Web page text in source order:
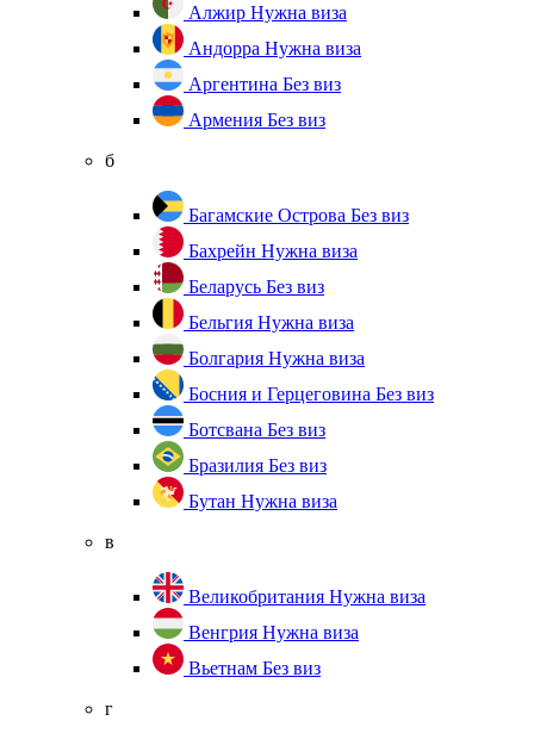
Алжир Нужна виза
Андорра Нужна виза
Аргентина Без виз
Армения Без виз
б
Багамские Острова Без виз
Бахрейн Нужна виза
Беларусь Без виз
Бельгия Нужна виза
Болгария Нужна виза
Босния и Герцеговина Без виз
Ботсвана Без виз
Бразилия Без виз
Бутан Нужна виза
в
Великобритания Нужна виза
Венгрия Нужна виза
Вьетнам Без виз
г